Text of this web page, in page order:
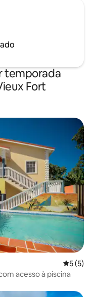
temporada
Fort
5 de
5 (5)
acesso à piscina